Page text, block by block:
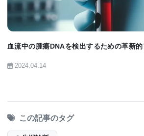
血流中の腫瘍DNAを検出するための革新
2024.04.14
この記事のタグ